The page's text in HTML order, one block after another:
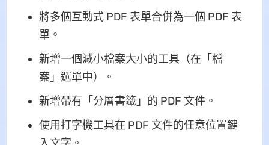
將多個互動式 PDF 表單合併為一個 PDF 表
單。
新增一個減小檔案大小的工具（在「檔
案」選單中）。
新增帶有「分層書籤」的 PDF 文件。
使用打字機工具在 PDF 文件的任意位置鍵